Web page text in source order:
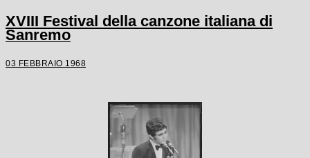
XVIII Festival della canzone italiana di
Sanremo
03 FEBBRAIO 1968